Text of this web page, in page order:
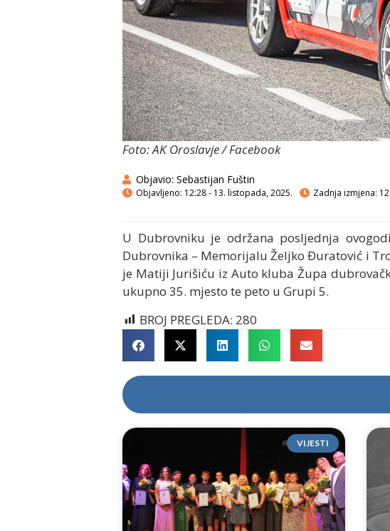
Foto: AK Oroslavje / Facebook
Objavio: Sebastijan Fuštin
Objavljeno: 12:28 - 13. listopada, 2025. Zadnja izmjena:
U Dubrovniku je održana posljednja
Dubrovnika – Memorijalu Željko Đuratović i
je Matiji Jurišiću iz Auto kluba Župa
ukupno 35. mjesto te peto u Grupi 5.
BROJ PREGLEDA: 280
VIJESTI